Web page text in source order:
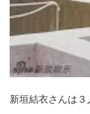
新垣結衣さんは